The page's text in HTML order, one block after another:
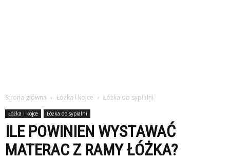
Strona główna Łóżka i kojce Łóżka do sypialni
Łóżka i kojce Łóżka do sypialni
ILE POWINIEN WYSTAWAĆ
MATERAC Z RAMY ŁÓŻKA?